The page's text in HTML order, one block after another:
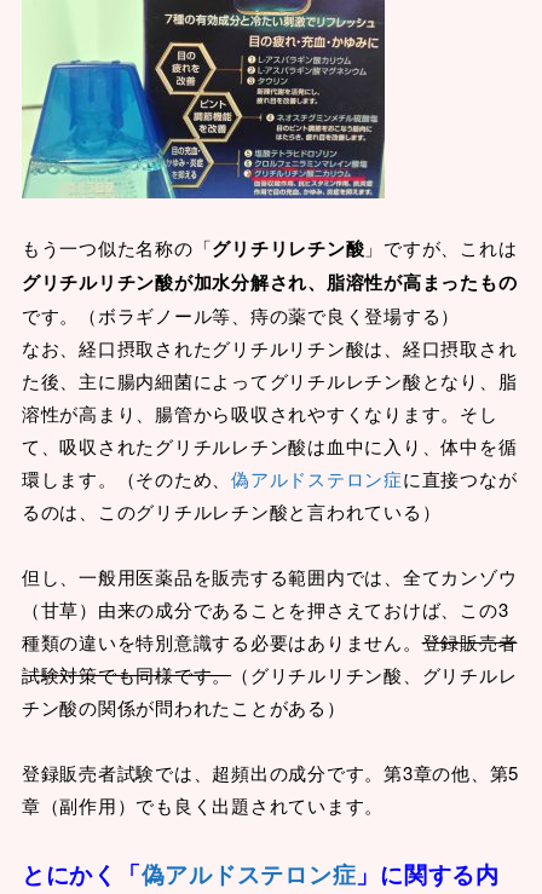
もう一つ似た名称の「グリチリレチン酸 」ですが、これは
グリチルリチン酸が加水分解され、脂溶性が高まったもの
です。（ボラギノール等、痔の薬で良く登場する）
なお、経口摂取されたグリチルリチン酸は、経口摂取され
た後、主に腸内細菌によってグリチルレチン酸となり、脂
溶性が高まり、腸管から吸収されやすくなります。そし
て、吸収されたグリチルレチン酸は血中に入り、体中を循
環します。（そのため、偽アルドステロン症に直接つなが
るのは、このグリチルレチン酸と言われている）
但し、一般用医薬品を販売する範囲内では、全てカンゾウ
（甘草）由来の成分であることを押さえておけば、この3
種類の違いを特別意識する必要はありません。登録販売者
試験対策でも同様です。（グリチルリチン酸、グリチルレ
チン酸の関係が問われたことがある）
登録販売者試験では、超頻出の成分です。第3章の他、第5
章（副作用）でも良く出題されています。
とにかく「偽アルドステロン症 」に関する内